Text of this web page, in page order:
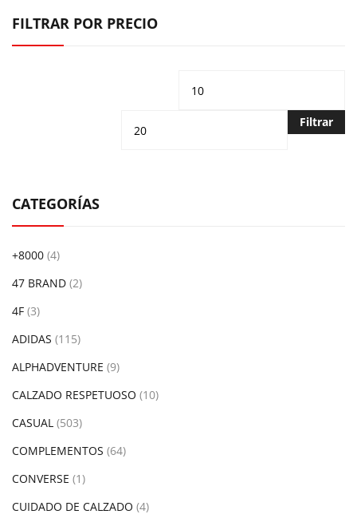
FILTRAR POR PRECIO
Precio
Filtrar
CATEGORÍAS
+8000 (4)
47 BRAND (2)
4F (3)
ADIDAS (115)
ALPHADVENTURE (9)
CALZADO RESPETUOSO (10)
CASUAL (503)
COMPLEMENTOS (64)
CONVERSE (1)
CUIDADO DE CALZADO (4)